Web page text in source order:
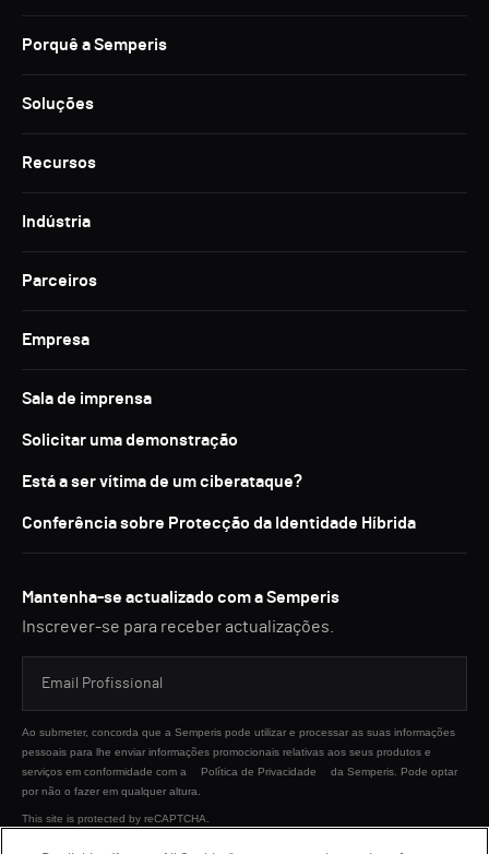
Porquê a Semperis
Soluções
Recursos
Indústria
Parceiros
Empresa
Sala de imprensa
Solicitar uma demonstração
Está a ser vítima de um ciberataque?
Conferência sobre Protecção da Identidade Híbrida
Mantenha-se actualizado com a Semperis
Inscrever-se para receber actualizações.
Ao submeter, concorda que a Semperis pode utilizar e processar as suas informações
pessoais para lhe enviar informações promocionais relativas aos seus produtos e
serviços em conformidade com a
Política de Privacidade
da Semperis. Pode optar
por não o fazer em qualquer altura.
This site is protected by reCAPTCHA.